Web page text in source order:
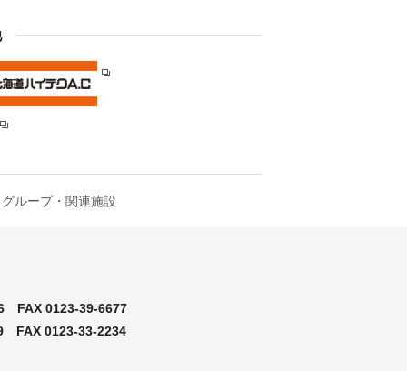
グループ・関連施設
FAX 0123-39-6677
FAX 0123-33-2234